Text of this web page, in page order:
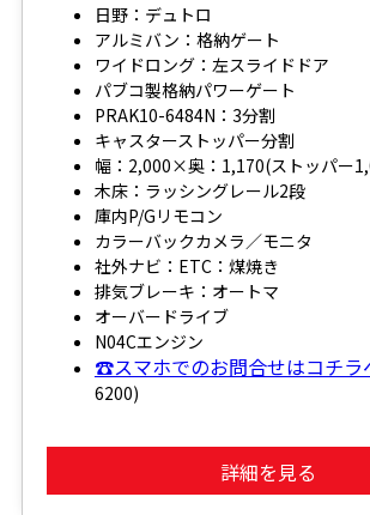
日野：デュトロ
アルミバン：格納ゲート
ワイドロング：左スライドドア
パブコ製格納パワーゲート
PRAK10-6484N：3分割
キャスターストッパー分割
幅：2,000×奥：1,170(ストッパー
木床：ラッシングレール2段
庫内P/Gリモコン
カラーバックカメラ／モニタ
社外ナビ：ETC：煤焼き
排気ブレーキ：オートマ
オーバードライブ
N04Cエンジン
☎スマホでのお問合せはコチラ
6200)
詳細を見る